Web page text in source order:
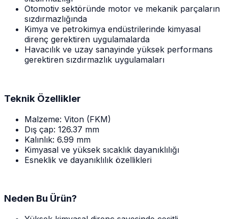
Otomotiv sektöründe motor ve mekanik parçaların
sızdırmazlığında
Kimya ve petrokimya endüstrilerinde kimyasal
direnç gerektiren uygulamalarda
Havacılık ve uzay sanayinde yüksek performans
gerektiren sızdırmazlık uygulamaları
Teknik Özellikler
Malzeme: Viton (FKM)
Dış çap: 126.37 mm
Kalınlık: 6.99 mm
Kimyasal ve yüksek sıcaklık dayanıklılığı
Esneklik ve dayanıklılık özellikleri
Neden Bu Ürün?